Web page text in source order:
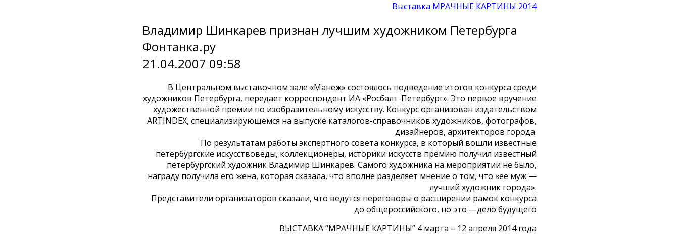
Выставка МРАЧНЫЕ КАРТИНЫ 2014
Владимир Шинкарев признан лучшим художником Петербурга
Фонтанка.ру
21.04.2007 09:58
В Центральном выставочном зале «Манеж» состоялось подведение итогов конкурса среди
художников Петербурга, передает корреспондент ИА «Росбалт-Петербург». Это первое вручение
художественной премии по изобразительному искусству. Конкурс организован издательством
ARTINDEX, специализирующемся на выпуске каталогов-справочников художников, фотографов,
дизайнеров, архитекторов города.
По результатам работы экспертного совета конкурса, в который вошли известные
петербургские искусствоведы, коллекционеры, историки искусств премию получил известный
петербургский художник Владимир Шинкарев. Самого художника на мероприятии не было,
награду получила его жена, которая сказала, что вполне разделяет мнение о том, что «ее муж —
лучший художник города».
Представители организаторов сказали, что ведутся переговоры о расширении рамок конкурса
до общероссийского, но это —дело будущего
ВЫСТАВКА “МРАЧНЫЕ КАРТИНЫ” 4 марта – 12 апреля 2014 года